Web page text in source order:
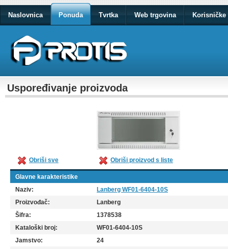
Naslovnica Ponuda Tvrtka Web trgovina Korisničke
Uspoređivanje proizvoda
Obriši sve Obriši proizvod s liste
Glavne karakteristike
Naziv:
Lanberg WF01-6404-10S
Proizvođač:
Lanberg
Šifra:
1378538
Kataloški broj:
WF01-6404-10S
Jamstvo:
24